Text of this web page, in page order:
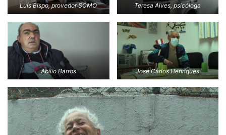
Luís Bispo, provedor SCMO Teresa Alves, psicóloga
Abílio Barros José Carlos Henriques